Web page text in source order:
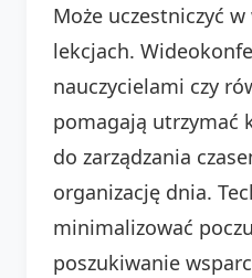
Może uczestniczyć
lekcjach.
nauczycielami czy
pomagają utrzymać
do zarządzania
organizację dnia.
minimalizować
poszukiwanie